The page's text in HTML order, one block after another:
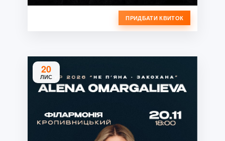
ПРИДБАТИ КВИТОК
20
ЛИС